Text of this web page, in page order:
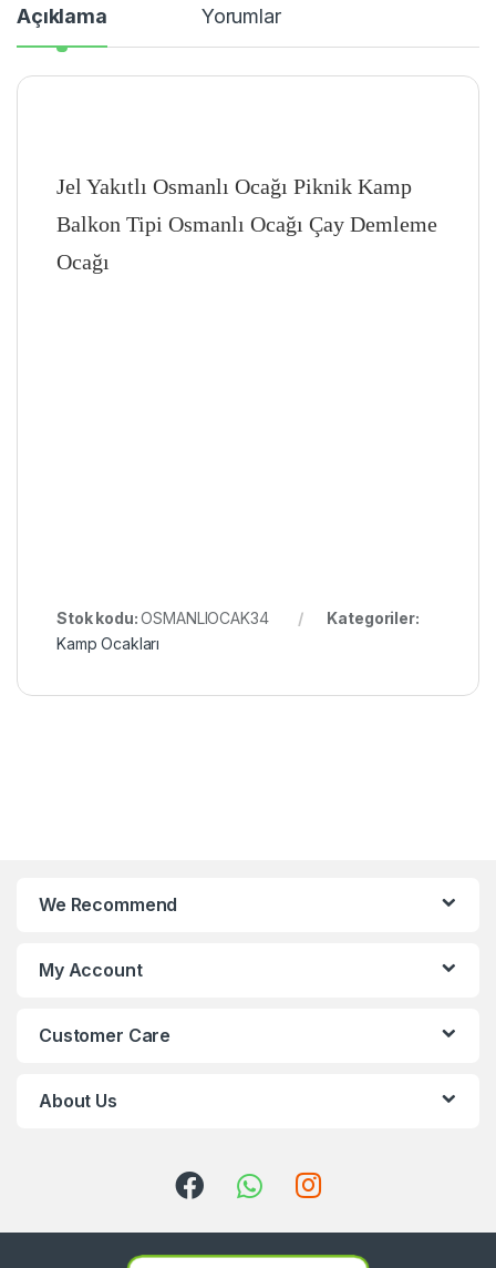
Açıklama Yorumlar
Jel Yakıtlı Osmanlı Ocağı Piknik Kamp
Balkon Tipi Osmanlı Ocağı Çay Demleme
Ocağı
Stok kodu:OSMANLIOCAK34
Kategoriler:
Kamp Ocakları
We Recommend
My Account
Customer Care
About Us